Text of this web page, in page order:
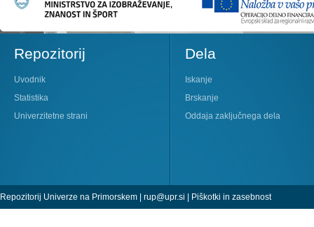
Repozitorij
Uvodnik
Statistika
Univerzitetne strani
Dela
Iskanje
Brskanje
Oddaja zaključnega dela
Repozitorij Univerze na Primorskem | rup@upr.si | Piškotki in zasebnost